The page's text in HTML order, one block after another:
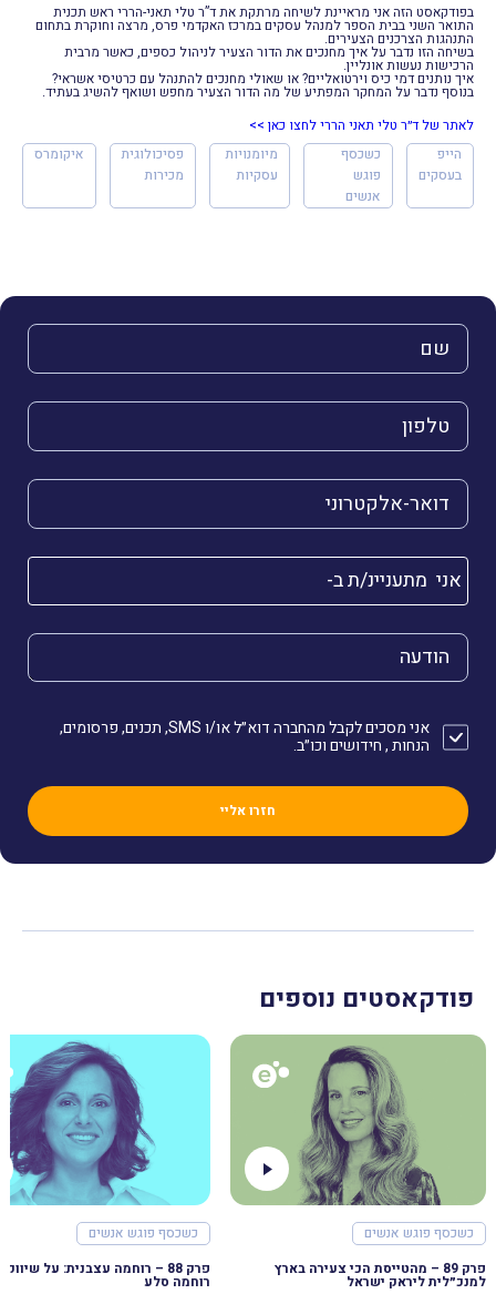
בפודקאסט הזה אני מראיינת לשיחה מרתקת את ד”ר טלי תאני-הררי ראש תכנית
התואר השני בבית הספר למנהל עסקים במרכז האקדמי פרס, מרצה וחוקרת בתחום
התנהגות הצרכנים הצעירים.
בשיחה הזו נדבר על איך מחנכים את הדור הצעיר לניהול כספים, כאשר מרבית
הרכישות נעשות אונליין.
איך נותנים דמי כיס וירטואליים? או שאולי מחנכים להתנהל עם כרטיסי אשראי?
בנוסף נדבר על המחקר המפתיע של מה הדור הצעיר מחפש ושואף להשיג בעתיד.
לאתר של ד״ר טלי תאני הררי לחצו כאן >>
הייפ
בעסקים
כשכסף
פוגש
אנשים
מיומנויות
עסקיות
פסיכולוגית
מכירות
איקומרס
השם שלך (חובה)
הטלפון שלך (חובה)
הדואר האלקטרוני שלך (חובה)
אני מתעניינ/ת ב-
הודעה
אני מסכים לקבל מהחברה דוא״ל או/ו SMS, תכנים, פרסומים,
הנחות , חידושים וכו״ב.
פודקאסטים נוספים
כשכסף פוגש אנשים
פרק 89 – מהטייסת הכי צעירה בארץ
למנכ״לית ליראק ישראל
כשכסף פוגש אנשים
רוחמה סלע